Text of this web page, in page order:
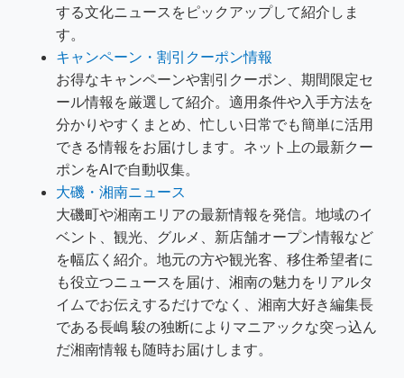
する文化ニュースをピックアップして紹介しま
す。
キャンペーン・割引クーポン情報
お得なキャンペーンや割引クーポン、期間限定セ
ール情報を厳選して紹介。適用条件や入手方法を
分かりやすくまとめ、忙しい日常でも簡単に活用
できる情報をお届けします。ネット上の最新クー
ポンをAIで自動収集。
大磯・湘南ニュース
大磯町や湘南エリアの最新情報を発信。地域のイ
ベント、観光、グルメ、新店舗オープン情報など
を幅広く紹介。地元の方や観光客、移住希望者に
も役立つニュースを届け、湘南の魅力をリアルタ
イムでお伝えするだけでなく、湘南大好き編集長
である長嶋 駿の独断によりマニアックな突っ込ん
だ湘南情報も随時お届けします。